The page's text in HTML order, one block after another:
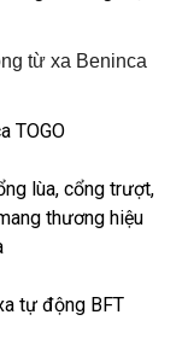
từ xa Beninca
TOGO
lùa, cổng trượt,
thương hiệu
tự động BFT